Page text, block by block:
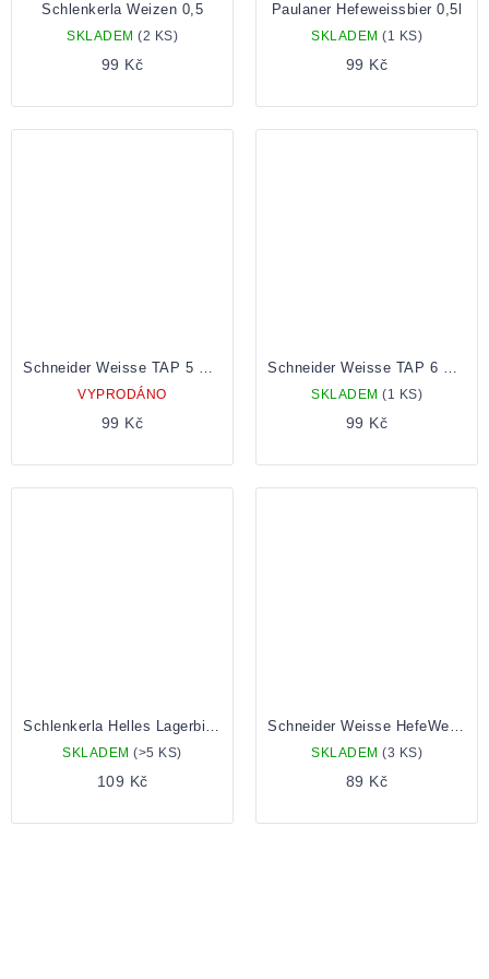
Schlenkerla Weizen 0,5
SKLADEM (2 KS)
99 Kč
Paulaner Hefeweissbier 0,5l
SKLADEM (1 KS)
99 Kč
VYPRODÁNO
99 Kč
SKLADEM (1 KS)
99 Kč
SKLADEM(>5 KS)
109 Kč
SKLADEM (3 KS)
89 Kč